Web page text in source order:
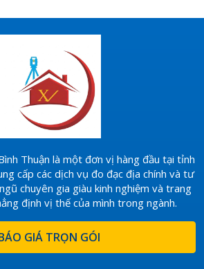
Thuận là một đơn vị hàng đầu tại tỉnh
cấp các dịch vụ đo đạc địa chính và tư
chuyên gia giàu kinh nghiệm và trang
định vị thế của mình trong ngành.
GIÁ TRỌN GÓI